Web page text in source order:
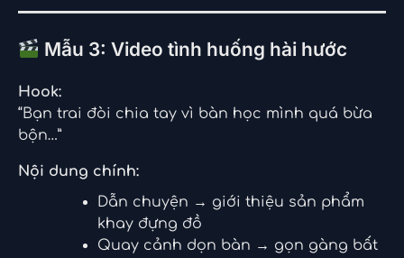
Mẫu 3: Video tình huống hài hước
Hook:
“Bạn trai đòi chia tay vì bàn học mình quá bừa
bộn…”
Nội dung chính:
Dẫn chuyện → giới thiệu sản phẩm
khay đựng đồ
Quay cảnh dọn bàn → gọn gàng bất